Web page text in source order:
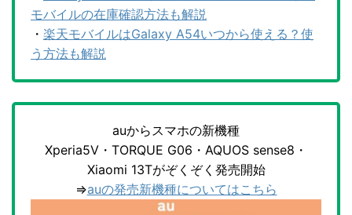
モバイルの在庫確認方法も解説
・ 楽天モバイルはGalaxy A54いつから使える？使
う方法も解説
auからスマホの新機種
Xperia5V・TORQUE G06・AQUOS sense8・
Xiaomi 13Tがぞくぞく発売開始
⇒auの発売新機種についてはこちら